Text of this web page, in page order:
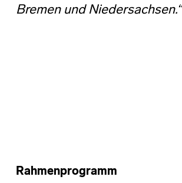
Bremen und Niedersachsen.“
Rahmenprogramm